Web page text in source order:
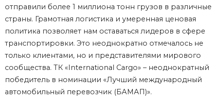
отправили более 1 миллиона тонн грузов в различные
страны. Грамотная логистика и умеренная ценовая
политика позволяет нам оставаться лидеров в сфере
транспортировки. Это неоднократно отмечалось не
только клиентами, но и представителями мирового
сообщества. ТК «International Cargo» – неоднократный
победитель в номинации «Лучший международный
автомобильный перевозчик (БАМАП)».